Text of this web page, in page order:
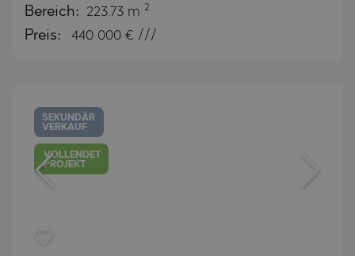
Bereich: 223.73 m 2
Preis: 440 000 € ///
SEKUNDÄR
VERKAUF
VOLLENDET
PROJEKT